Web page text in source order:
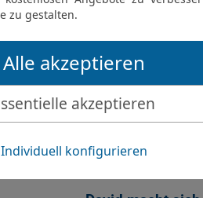
was wir erbeutet
verfügen. Der
diese Räuber
24 Niemand wird
gelten: Zum
Die Beute des
Seit jenem
führte es ein